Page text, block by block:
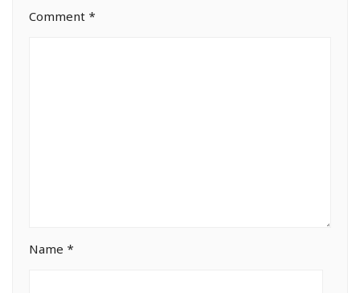
Comment *
Name *